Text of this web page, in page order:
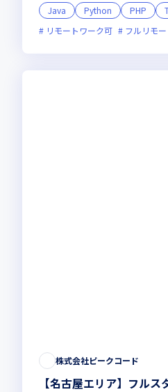
Java
Python PHP
リモートワーク可
フルリモ
株式会社ピークコード
【名古屋エリア】フル